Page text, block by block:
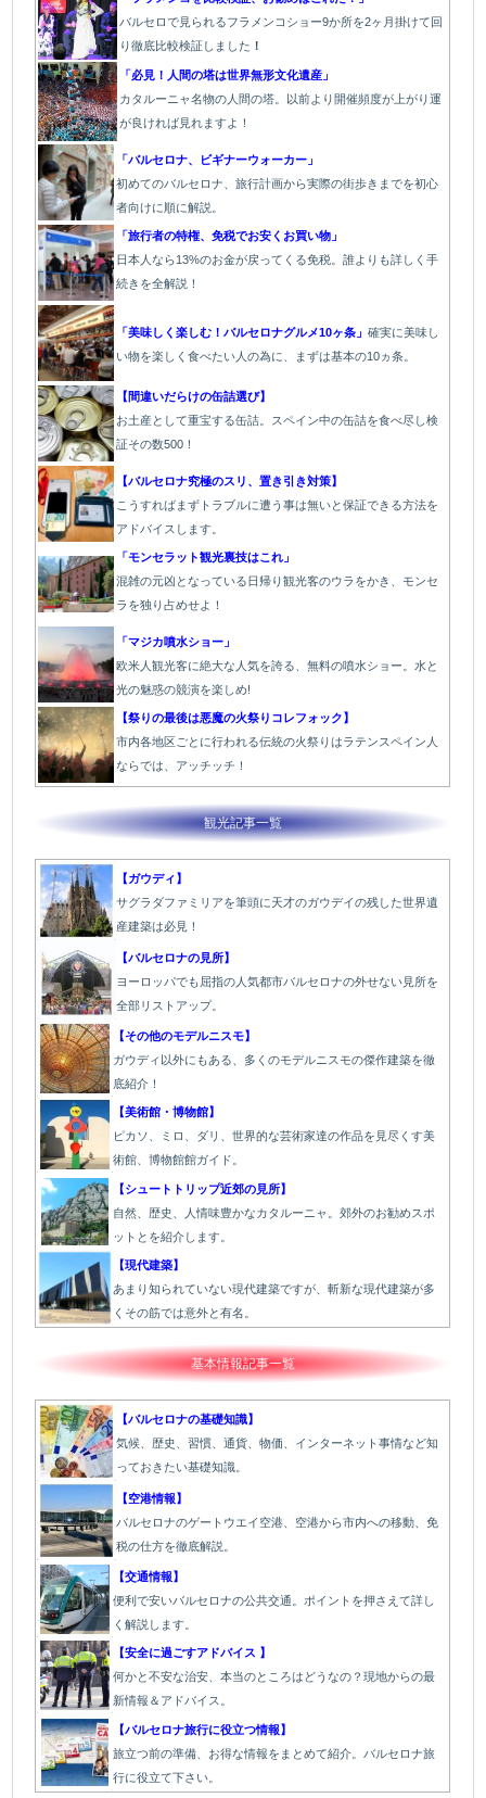
バルセロで見られるフラメンコショー9か所を2ヶ月掛けて回
り徹底比較検証しました ！
「必見！人間の塔は世界無形文化遺産」
カタルーニャ名物の人間の塔。以前より開催頻度が上がり運
が良ければ見れますよ！
「バルセロナ、ビギナーウォーカー」
初めてのバルセロナ、旅行計画から実際の街歩きまでを初心
者向けに順に解説。
「旅行者の特権、免税でお安くお買い物」
日本人なら13%のお金が戻ってくる免税。誰よりも詳しく手
続きを全解説！
「美味しく楽しむ！バルセロナグルメ10ヶ条」確実に美味し
い物を楽しく食べたい人の為に、まずは基本の10ヵ条。
【間違いだらけの缶詰選び】
お土産として重宝する缶詰。スペイン中の缶詰を食べ尽し検
証その数500！
【バルセロナ究極のスリ、置き引き対策】
こうすればまずトラブルに遭う事は無いと保証できる方法を
アドバイスします。
「モンセラット観光裏技はこれ」
混雑の元凶となっている日帰り観光客のウラをかき、モンセ
ラを独り占めせよ！
「マジカ噴水ショー」
欧米人観光客に絶大な人気を誇る、無料の噴水ショー。水と
光の魅惑の競演を楽しめ!
【祭りの最後は悪魔の火祭りコレフォック】
市内各地区ごとに行われる伝統の火祭りはラテンスペイン人
ならでは、アッチッチ！
観光記事一覧
【ガウディ】
サグラダファミリアを筆頭に天才のガウデイの残した世界遺
産建築は必見！
【バルセロナの見所】
ヨーロッパでも屈指の人気都市バルセロナの外せない見所を
全部リストアップ。
【その他のモデルニスモ】
ガウディ以外にもある、多くのモデルニスモの傑作建築を徹
底紹介！
【美術館・博物館】
ピカソ、ミロ、ダリ、世界的な芸術家達の作品を見尽くす美
術館、博物館館ガイド。
【シュートトリップ近郊の見所】
自然、歴史、人情味豊かなカタルーニャ。郊外のお勧めスポ
ットとを紹介します。
【現代建築】
あまり知られていない現代建築ですが、斬新な現代建築が多
くその筋では意外と有名。
基本情報記事一覧
【バルセロナの基礎知識】
気候、歴史、習慣、通貨、物価、インターネット事情など知
っておきたい基礎知識。
【空港情報】
バルセロナのゲートウエイ空港、空港から市内への移動、免
税の仕方を徹底解説。
【交通情報】
便利で安いバルセロナの公共交通。ポイントを押さえて詳し
く解説します。
【安全に過ごすアドバイス 】
何かと不安な治安、本当のところはどうなの？現地からの最
新情報＆アドバイス。
【バルセロナ旅行に役立つ情報】
旅立つ前の準備、お得な情報をまとめて紹介。バルセロナ旅
行に役立て下さい。